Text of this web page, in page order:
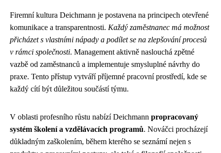
Firemní kultura Deichmann je postavena na principech otevřené
komunikace a transparentnosti. Každý zaměstnanec má možnost
přicházet s vlastními nápady a podílet se na zlepšování procesů
v rámci společnosti. Management aktivně naslouchá zpětné
vazbě od zaměstnanců a implementuje smysluplné návrhy do
praxe. Tento přístup vytváří příjemné pracovní prostředí, kde se
každý cítí být důležitou součástí týmu.
V oblasti profesního růstu nabízí Deichmann propracovaný
systém školení a vzdělávacích programů. Nováčci procházejí
důkladným zaškolením, během kterého se seznámí nejen s